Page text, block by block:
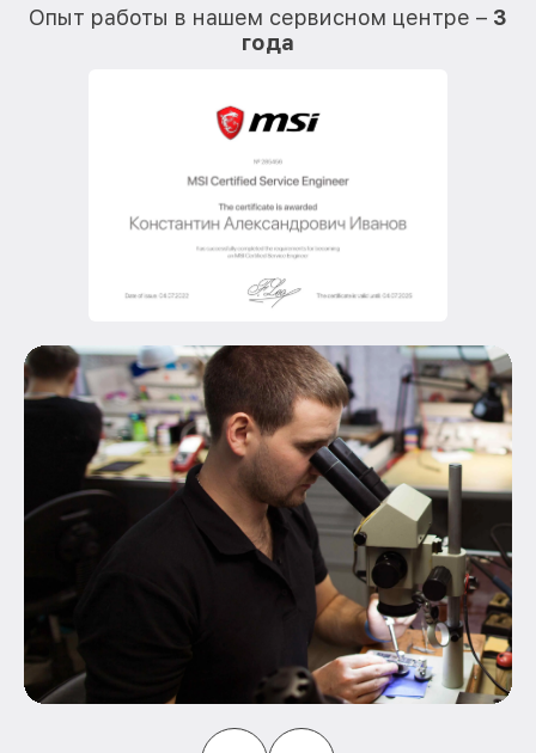
Опыт работы в нашем сервисном центре – 3
года